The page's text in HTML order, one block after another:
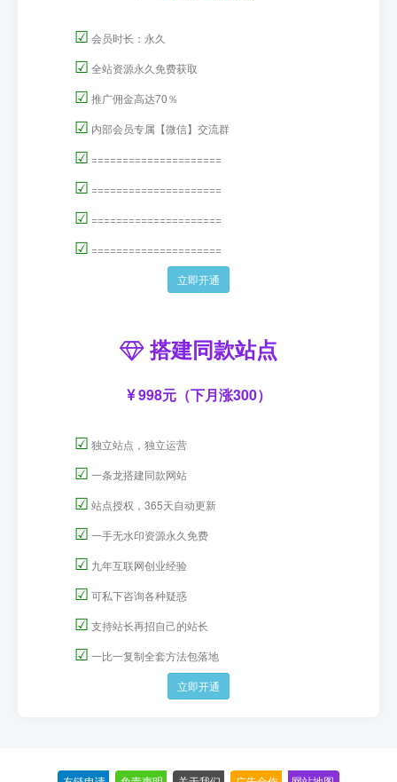
☑ 会员时长：永久
☑ 全站资源永久免费获取
☑ 推广佣金高达70％
☑ 内部会员专属【微信】交流群
☑ =====================
☑ =====================
☑ =====================
☑ =====================
立即开通
搭建同款站点
998元（下月涨300）
☑ 独立站点，独立运营
☑ 一条龙搭建同款网站
☑ 站点授权，365天自动更新
☑ 一手无水印资源永久免费
☑ 九年互联网创业经验
☑ 可私下咨询各种疑惑
☑ 支持站长再招自己的站长
☑ 一比一复制全套方法包落地
立即开通